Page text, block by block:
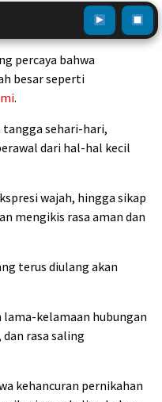
percaya bahwa
besar seperti
.
tangga sehari-hari,
dari hal-hal kecil
wajah, hingga sikap
mengikis rasa aman dan
terus diulang akan
lama-kelamaan hubungan
rasa saling
kehancuran pernikahan